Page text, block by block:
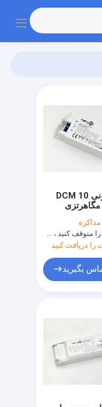
درایور کنونی DCM 10
ولت 320 مگاهرتزی
متوقف کنید ، موجود نیست
را دریافت کنید
بگیرید